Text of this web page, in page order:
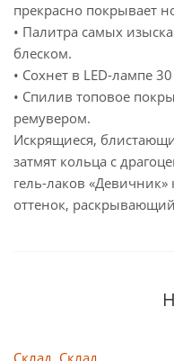
прекрасно покрывает
• Палитра самых
блеском.
• Сохнет в LED-лампе
• Спилив топовое
ремувером.
Искрящиеся,
затмят кольца с
гель-лаков
оттенок,
Склад, Склад